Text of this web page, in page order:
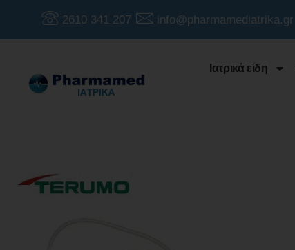
2610 341 207 info@pharmamediatrika.gr
Ιατρικά είδη